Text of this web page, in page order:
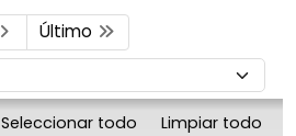
Último
Seleccionar todo
Limpiar todo